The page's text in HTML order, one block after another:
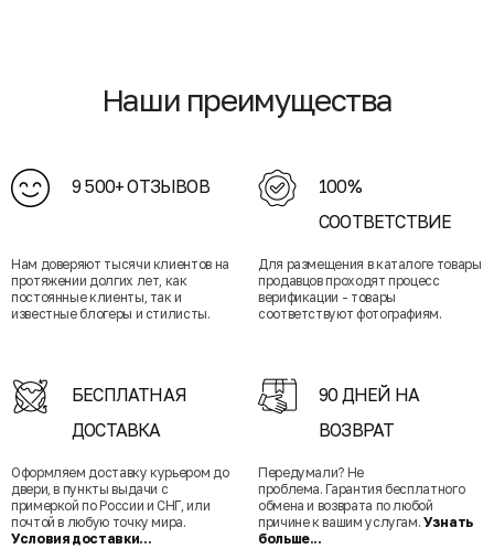
Наши преимущества
9 500+ ОТЗЫВОВ
Нам доверяют тысячи клиентов на
протяжении долгих лет, как
постоянные клиенты, так и
известные блогеры и стилисты.
100%
СООТВЕТСТВИЕ
Для размещения в каталоге товары
продавцов проходят процесс
верификации - товары
соответствуют фотографиям.
БЕСПЛАТНАЯ
ДОСТАВКА
Оформляем доставку курьером до
двери, в пункты выдачи с
примеркой по России и СНГ, или
почтой в любую точку мира.
Условия доставки...
90 ДНЕЙ НА
ВОЗВРАТ
Передумали? Не
проблема. Гарантия бесплатного
обмена и возврата по любой
причине к вашим услугам. Узнать
больше...